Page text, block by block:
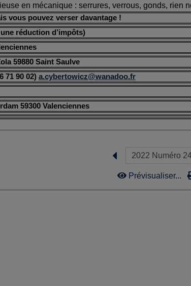
en mécanique : serrures, verrous, gonds, rien
vous pouvez verser davantage !
réduction d’impôts)
59880 Saint Saulve
71 90 02) a.cybertowicz@wanadoo.fr
59300 Valenciennes
Prévisualiser...